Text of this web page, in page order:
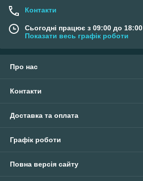
Контакти
Сьогодні працює з 09:00 до 18:00
Показати весь графік роботи
Про нас
Контакти
Доставка та оплата
Графік роботи
Повна версія сайту